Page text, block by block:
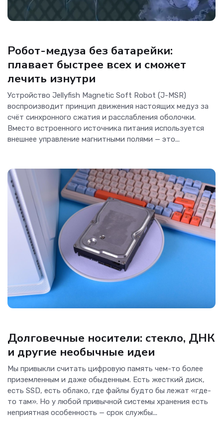
Робот-медуза без батарейки:
плавает быстрее всех и сможет
лечить изнутри
Устройство Jellyfish Magnetic Soft Robot (J-MSR)
воспроизводит принцип движения настоящих медуз за
счёт синхронного сжатия и расслабления оболочки.
Вместо встроенного источника питания используется
внешнее управление магнитными полями — это...
Долговечные носители: стекло, ДНК
и другие необычные идеи
Мы привыкли считать цифровую память чем-то более
приземленным и даже обыденным. Есть жесткий диск,
есть SSD, есть облако, где файлы будто бы лежат «где-
то там». Но у любой привычной системы хранения есть
неприятная особенность — срок службы...